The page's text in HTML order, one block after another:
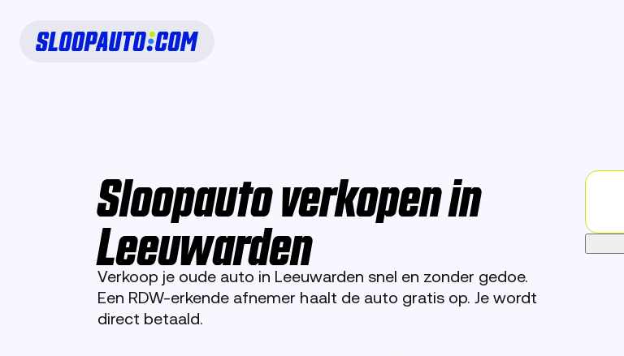
Sloopauto verkopen in
Leeuwarden
Verkoop je oude auto in Leeuwarden snel en zonder gedoe.
Een RDW-erkende afnemer haalt de auto gratis op. Je wordt
direct betaald.